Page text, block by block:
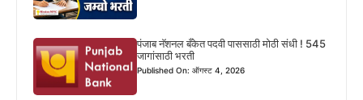
पंजाब नॅशनल बँकेत पदवी पाससाठी मोठी संधी ! 545
जागांसाठी भरती
Published On: ऑगस्ट 4, 2026